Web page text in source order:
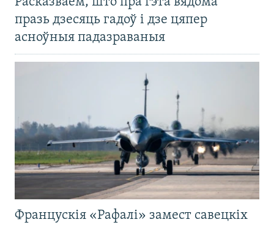
празь дзесяць гадоў і дзе цяпер
асноўныя падазраваныя
Францускія «Рафалі» замест савецкіх